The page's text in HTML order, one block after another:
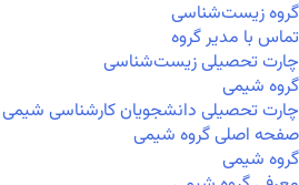
گروه زیست‌شناسی
تماس با مدیر گروه
چارت تحصیلی زیست‌شناسی
گروه شیمی
چارت تحصیلی دانشجویان کارشناسی شیمی
صفحه اصلی گروه شیمی
گروه شیمی